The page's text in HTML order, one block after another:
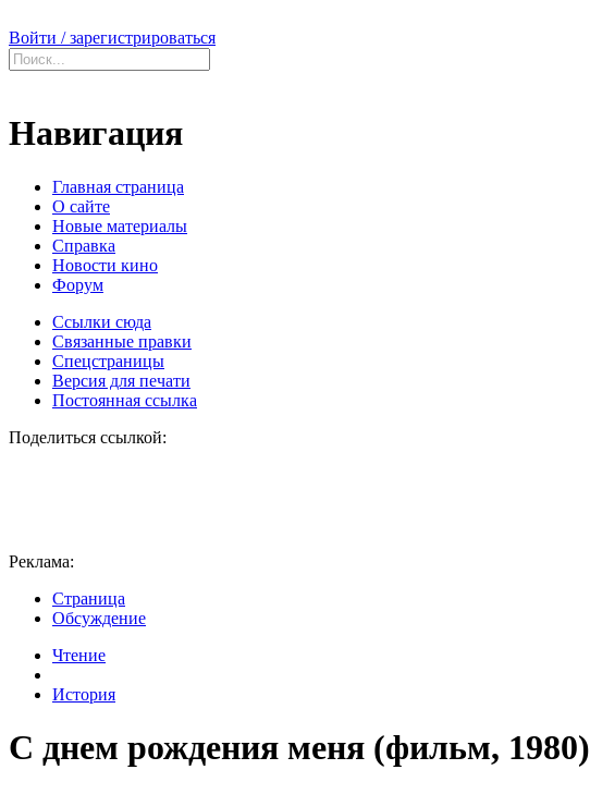
Войти / зарегистрироваться
Навигация
Главная страница
О сайте
Новые материалы
Справка
Новости кино
Форум
Ссылки сюда
Связанные правки
Спецстраницы
Версия для печати
Постоянная ссылка
Поделиться ссылкой:
Реклама:
Страница
Обсуждение
Чтение
История
С днем рождения меня (фильм, 1980)